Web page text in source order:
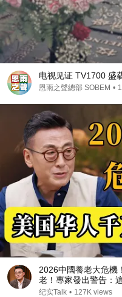
电视见证 TV1700 盛
恩雨之聲總部 SOBEM •
2026中國養老大危機
老！專家發出警告：
纪实Talk • 127K views